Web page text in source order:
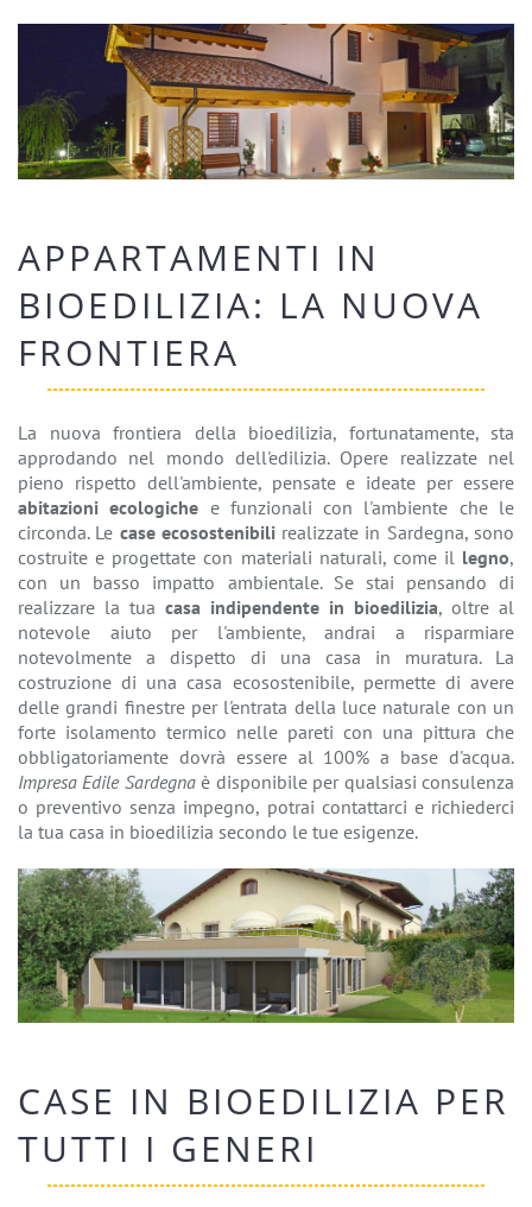
APPARTAMENTI IN
BIOEDILIZIA: LA NUOVA
FRONTIERA
La nuova frontiera della bioedilizia, fortunatamente, sta
approdando nel mondo dell'edilizia. Opere realizzate nel
pieno rispetto dell'ambiente, pensate e ideate per essere
abitazioni ecologiche e funzionali con l'ambiente che le
circonda. Le case ecosostenibilirealizzate in Sardegna, sono
costruite e progettate con materiali naturali, come il legno,
con un basso impatto ambientale. Se stai pensando di
realizzare la tua casa indipendente in bioedilizia, oltre al
notevole aiuto per l'ambiente, andrai a risparmiare
notevolmente a dispetto di una casa in muratura. La
costruzione di una casa ecosostenibile, permette di avere
delle grandi finestre per l'entrata della luce naturale con un
forte isolamento termico nelle pareti con una pittura che
obbligatoriamente dovrà essere al 100% a base d'acqua.
Impresa Edile Sardegnaè disponibile per qualsiasi consulenza
o preventivo senza impegno, potrai contattarci e richiederci
la tua casa in bioedilizia secondo le tue esigenze.
CASE IN BIOEDILIZIA PER
TUTTI I GENERI